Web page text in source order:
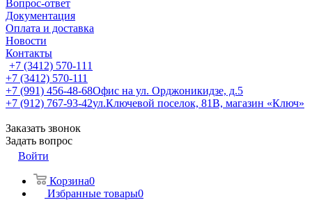
Вопрос-ответ
Документация
Оплата и доставка
Новости
Контакты
+7 (3412) 570-111
+7 (3412) 570-111
+7 (991) 456-48-68Офис на ул. Орджоникидзе, д.5
+7 (912) 767-93-42ул.Ключевой поселок, 81В, магазин «Ключ»
Заказать звонок
Задать вопрос
Войти
Корзина0
Избранные товары0